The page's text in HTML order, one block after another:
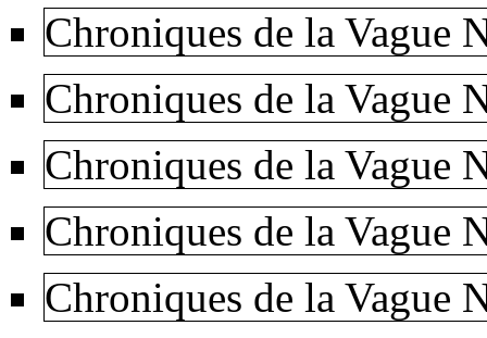
Chroniques de la Vague
Chroniques de la Vague
Chroniques de la Vague
Chroniques de la Vague
Chroniques de la Vague